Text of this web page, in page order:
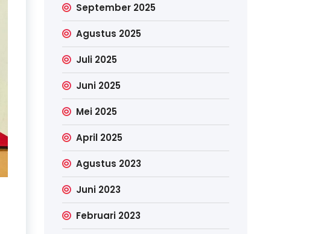
September 2025
Agustus 2025
Juli 2025
Juni 2025
Mei 2025
April 2025
Agustus 2023
Juni 2023
Februari 2023